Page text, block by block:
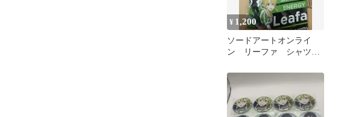
¥ 1,200
ソードアートオンライ
ン リーファ シャツ